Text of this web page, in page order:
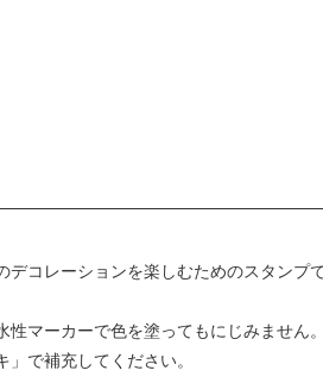
デコレーションを楽しむためのスタン
性マーカーで色を塗ってもにじみませ
で補充してください。